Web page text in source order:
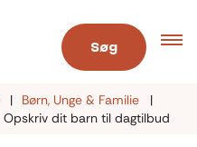
Søg
Børn, Unge & Familie
Opskriv dit barn til dagtilbud